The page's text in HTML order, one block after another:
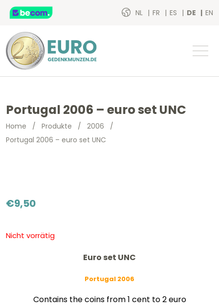
NL FR ES DE EN
Portugal 2006 – euro set UNC
Home / Produkte / 2006 /
Portugal 2006 – euro set UNC
€9,50
Nicht vorrätig
Euro set UNC
Portugal 2006
Contains the coins from 1 cent to 2 euro